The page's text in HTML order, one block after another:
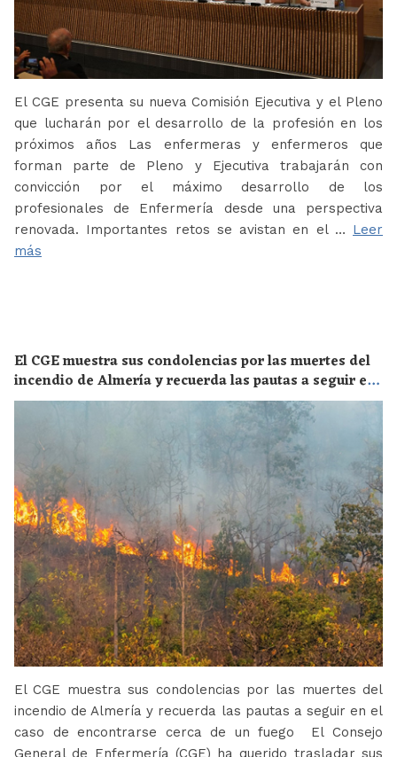
El CGE presenta su nueva Comisión Ejecutiva y el Pleno
que lucharán por el desarrollo de la profesión en los
próximos años Las enfermeras y enfermeros que
forman parte de Pleno y Ejecutiva trabajarán con
convicción por el máximo desarrollo de los
profesionales de Enfermería desde una perspectiva
renovada. Importantes retos se avistan en el … Leer
más
El CGE muestra sus condolencias por las muertes del
incendio de Almería y recuerda las pautas a seguir en
el caso de encontrarse cerca de un fuego
El CGE muestra sus condolencias por las muertes del
incendio de Almería y recuerda las pautas a seguir en el
caso de encontrarse cerca de un fuego El Consejo
General de Enfermería (CGE) ha querido trasladar sus